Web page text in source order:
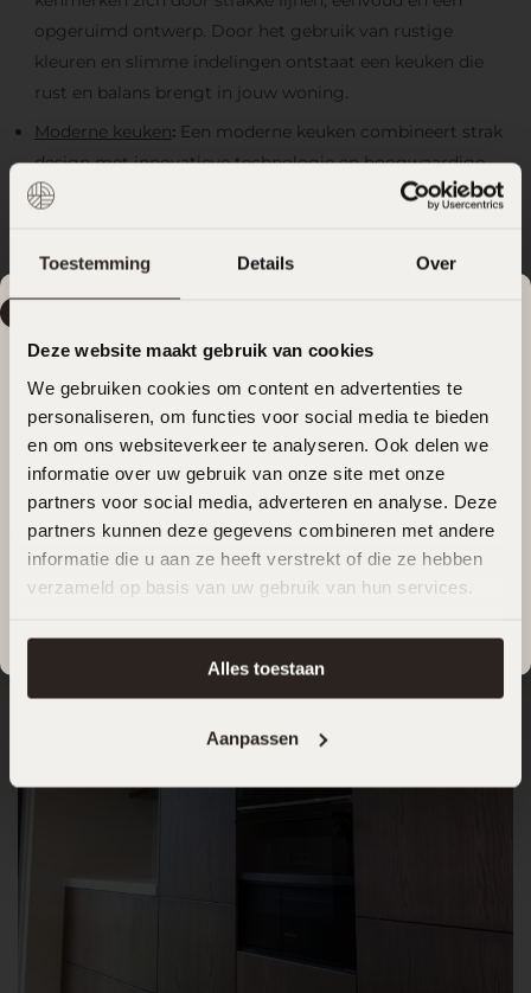
Toestemming Details Over
Deze website maakt gebruik van cookies
We gebruiken cookies om content en advertenties te
personaliseren, om functies voor social media te bieden
en om ons websiteverkeer te analyseren. Ook delen we
informatie over uw gebruik van onze site met onze
partners voor social media, adverteren en analyse. Deze
partners kunnen deze gegevens combineren met andere
informatie die u aan ze heeft verstrekt of die ze hebben
verzameld op basis van uw gebruik van hun services.
Alles toestaan
Aanpassen
opgeruimd ontwerp. Door het gebruik van rustige
kleuren en slimme indelingen ontstaat een keuken die
rust en balans brengt in jouw woning.
Moderne keuken: Een moderne keuken combineert strak
design met innovatieve technologie en hoogwaardige
materialen. Het resultaat is een stijlvolle en functionele
WabiSabi keuken
De Wabi Sabi stijl draait om eenvoud,
natuurlijke materialen en de schoonheid van imperfectie.
organische uitstraling in je interieur.
Zomervakantie
Van22 juli t/m 17 augustusgenieten wij van onze
zomervakantie. Willen jullie na de zomer aan de slag met
jullienieuwe keuken?
Plan dan alvast eenvoudig een afspraak voor na onze
vakantie.
Plan een afspraak
om vanaf18 augustusweer voor jullie klaar te staan.